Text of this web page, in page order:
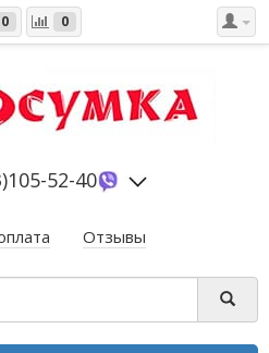
0 0
52-40
Отзывы